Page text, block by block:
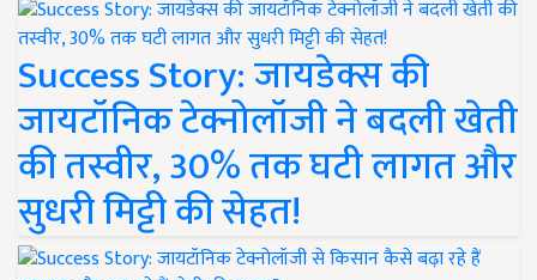
Success Story: जायडेक्स की
जायटॉनिक टेक्नोलॉजी ने बदली खेती
की तस्वीर, 30% तक घटी लागत और
सुधरी मिट्टी की सेहत!